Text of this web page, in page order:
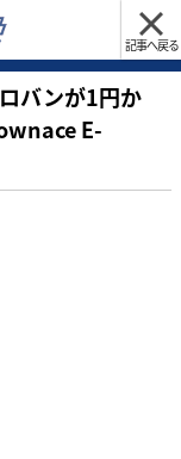
記事へ戻る
バンが1円か
E-